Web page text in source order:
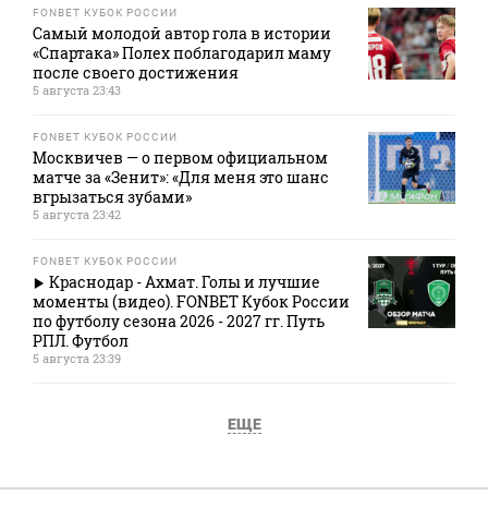
FONBET КУБОК РОССИИ
Самый молодой автор гола в истории
«Спартака» Полех поблагодарил маму
после своего достижения
5 августа 23:43
FONBET КУБОК РОССИИ
Москвичев — о первом официальном
матче за «Зенит»: «Для меня это шанс
вгрызаться зубами»
5 августа 23:42
FONBET КУБОК РОССИИ
Краснодар - Ахмат. Голы и лучшие
моменты (видео). FONBET Кубок России
по футболу сезона 2026 - 2027 гг. Путь
РПЛ. Футбол
5 августа 23:39
ЕЩЕ